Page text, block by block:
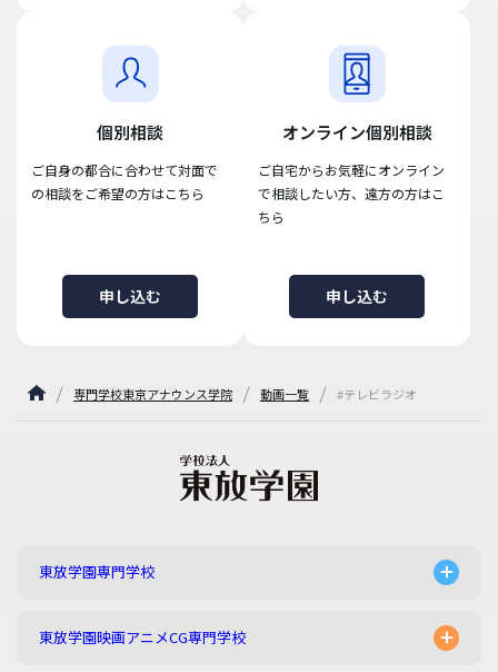
個別相談
ご自身の都合に合わせて対面で
の相談をご希望の方はこちら
申し込む
オンライン個別相談
ご自宅からお気軽にオンライン
で相談したい方、遠方の方はこ
ちら
申し込む
専門学校東京アナウンス学院 動画一覧 #テレビラジオ
東放学園専門学校
東放学園映画アニメCG専門学校